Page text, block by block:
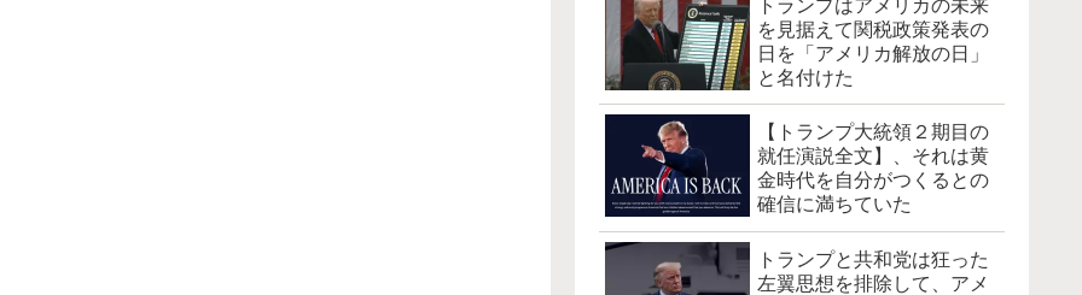
トランプはアメリカの未来
を見据えて関税政策発表の
日を「アメリカ解放の日」
と名付けた
【トランプ大統領２期目の
就任演説全文】、それは黄
金時代を自分がつくるとの
確信に満ちていた
トランプと共和党は狂った
左翼思想を排除して、アメ